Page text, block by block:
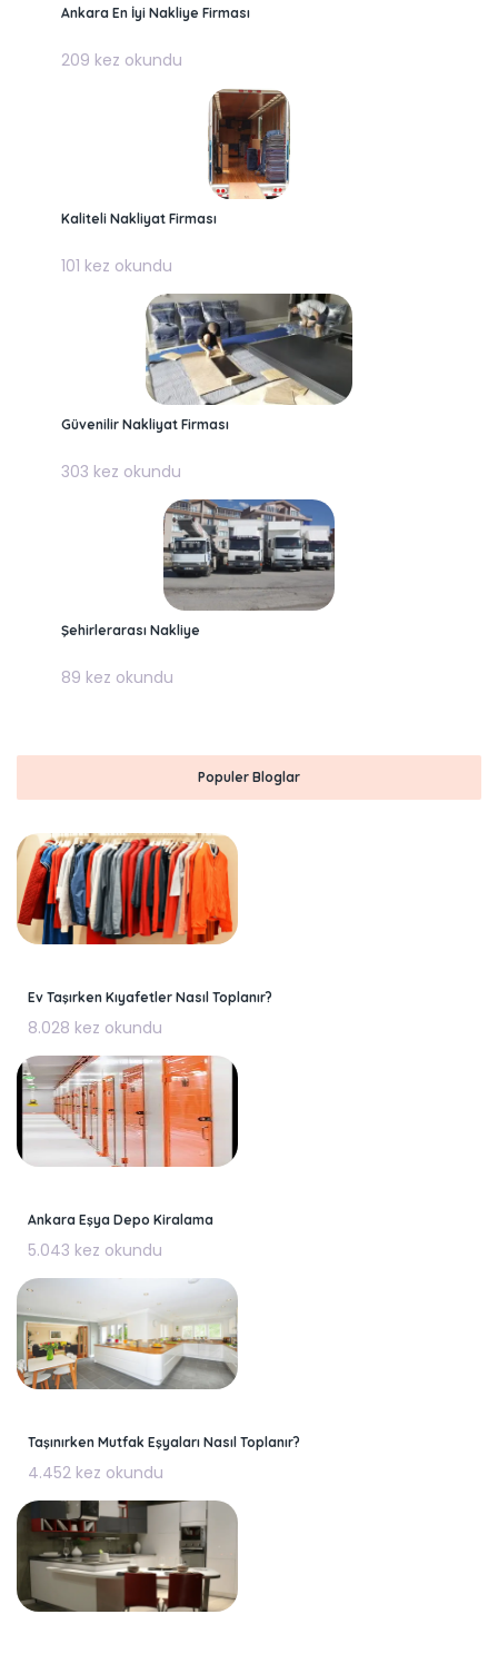
Ankara En İyi Nakliye Firması
209 kez okundu
Kaliteli Nakliyat Firması
101 kez okundu
Güvenilir Nakliyat Firması
303 kez okundu
Şehirlerarası Nakliye
89 kez okundu
Populer Bloglar
Ev Taşırken Kıyafetler Nasıl Toplanır?
8.028 kez okundu
Ankara Eşya Depo Kiralama
5.043 kez okundu
Taşınırken Mutfak Eşyaları Nasıl Toplanır?
4.452 kez okundu